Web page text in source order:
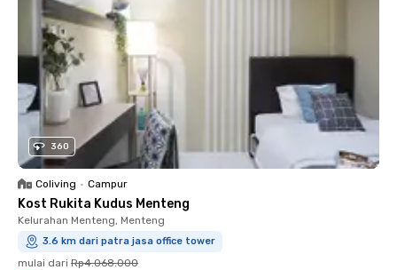
360
Coliving • Campur
Kost Rukita Kudus Menteng
Kelurahan Menteng, Menteng
3.6 km dari patra jasa office tower
mulai dari Rp4.068.000